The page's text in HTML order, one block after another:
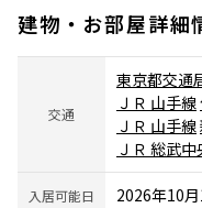
建物・お部屋詳細
交通
東京都交通
ＪＲ 山手線
ＪＲ 山手線
ＪＲ 総武
入居可能日 2026年10